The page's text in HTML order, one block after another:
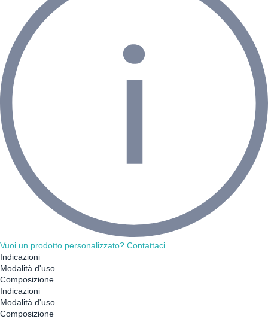
Vuoi un prodotto personalizzato? Contattaci.
Indicazioni
Modalità d'uso
Composizione
Indicazioni
Modalità d'uso
Composizione